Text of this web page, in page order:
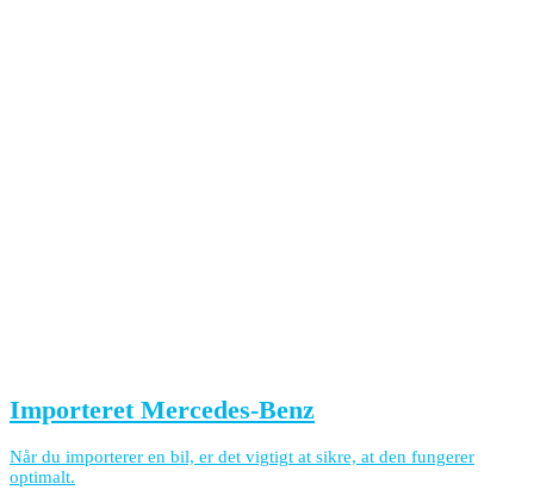
Importeret Mercedes-Benz
Når du importerer en bil, er det vigtigt at sikre, at den fungerer
optimalt.